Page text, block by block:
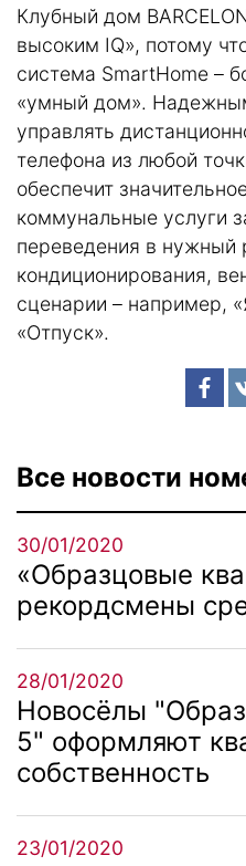
Клубный дом
высоким IQ», потому
система SmartHome –
«умный дом».
управлять
телефона из любой
обеспечит
коммунальные услуги
переведения в
кондиционирования,
сценарии – например,
«Отпуск».
Все новости
30/01/2020
«Образцовые
рекордсмены
28/01/2020
Новосёлы
5" оформляют
собственность
23/01/2020